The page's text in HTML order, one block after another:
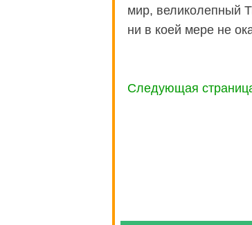
мир, великолепный
ни в коей мере не
Следующая